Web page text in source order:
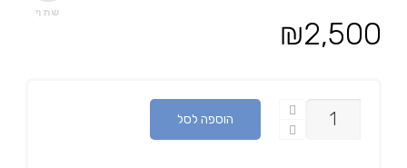
שתף
₪2,500
כמות
הוספה לסל